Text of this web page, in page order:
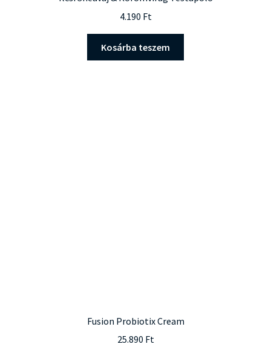
4.190 Ft
Kosárba teszem
Fusion Probiotix Cream
25.890 Ft